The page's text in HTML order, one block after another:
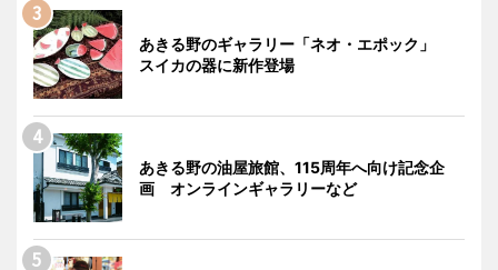
あきる野のギャラリー「ネオ・エポック」
スイカの器に新作登場
あきる野の油屋旅館、115周年へ向け記念企
画 オンラインギャラリーなど